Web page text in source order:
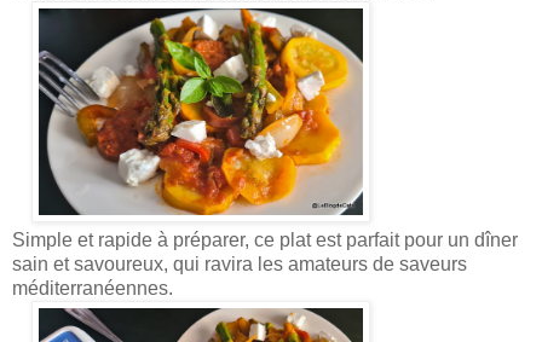
Simple et rapide à préparer, ce plat est parfait pour un dîner
sain et savoureux, qui ravira les amateurs de saveurs
méditerranéennes.